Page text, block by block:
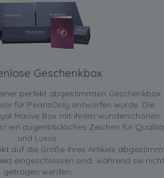
Geschenkbox
perfekt abgestimmten Geschenkbox
für PearlsOnly entworfen wurde. Die
Mauve Box mit ihrem wunderschönen
ein augenblickliches Zeichen für
und Luxus.
auf die Größe Ihres Artikels
eingeschlossen sind, während sie nicht
getragen werden.